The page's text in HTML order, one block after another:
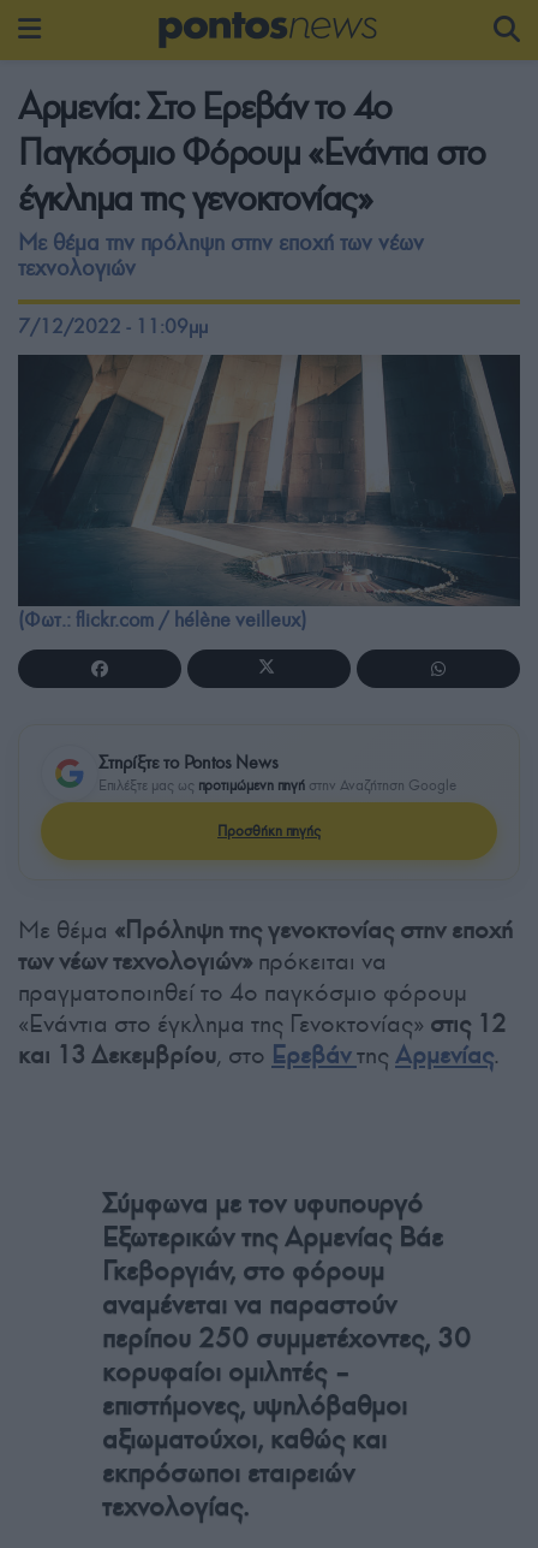
Αρμενία: Στο Ερεβάν το 4ο
Παγκόσμιο Φόρουμ «Ενάντια στο
έγκλημα της γενοκτονίας»
Με θέμα την πρόληψη στην εποχή των νέων
τεχνολογιών
7/12/2022 - 11:09μμ
(Φωτ.: flickr.com / hélène veilleux)
Στηρίξτε το Pontos News
Επιλέξτε μας ως προτιμώμενη πηγή στην Αναζήτηση Google
Προσθήκη πηγής
Με θέμα «Πρόληψη της γενοκτονίας στην εποχή
των νέων τεχνολογιών» πρόκειται να
πραγματοποιηθεί το 4ο παγκόσμιο φόρουμ
«Ενάντια στο έγκλημα της Γενοκτονίας» στις 12
και 13 Δεκεμβρίου, στο Ερεβάντης Αρμενίας.
Σύμφωνα με τον υφυπουργό
Εξωτερικών της Αρμενίας Βάε
Γκεβοργιάν, στο φόρουμ
αναμένεται να παραστούν
περίπου 250 συμμετέχοντες, 30
κορυφαίοι ομιλητές –
επιστήμονες, υψηλόβαθμοι
αξιωματούχοι, καθώς και
εκπρόσωποι εταιρειών
τεχνολογίας.